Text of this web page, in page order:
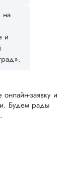
на
и
онлайн-заявку и
Будем рады
техническое